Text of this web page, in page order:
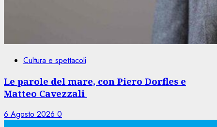
Cultura e spettacoli
Le parole del mare, con Piero Dorfles e
Matteo Cavezzali
6 Agosto 2026 0